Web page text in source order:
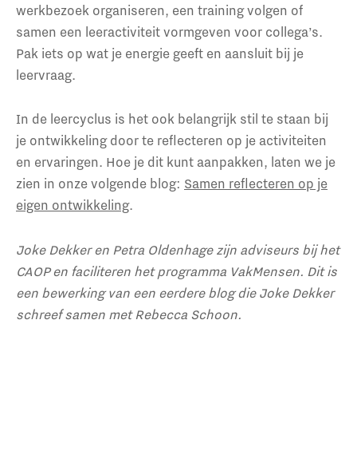
werkbezoek organiseren, een training volgen of
samen een leeractiviteit vormgeven voor collega’s.
Pak iets op wat je energie geeft en aansluit bij je
leervraag.
In de leercyclus is het ook belangrijk stil te staan bij
je ontwikkeling door te reflecteren op je activiteiten
en ervaringen. Hoe je dit kunt aanpakken, laten we je
zien in onze volgende blog: Samen reflecteren op je
eigen ontwikkeling.
Joke Dekker en Petra Oldenhage zijn adviseurs bij het
CAOP en faciliteren het programma VakMensen. Dit is
een bewerking van een eerdere blog die Joke Dekker
schreef samen met Rebecca Schoon.